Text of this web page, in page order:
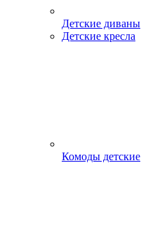
Детские диваны
Детские кресла
Комоды детские